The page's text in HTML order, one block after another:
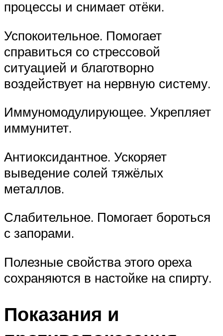
процессы и снимает отёки.
Успокоительное. Помогает
справиться со стрессовой
ситуацией и благотворно
воздействует на нервную систему.
Иммуномодулирующее. Укрепляет
иммунитет.
Антиоксидантное. Ускоряет
выведение солей тяжёлых
металлов.
Слабительное. Помогает бороться
с запорами.
Полезные свойства этого ореха
сохраняются в настойке на спирту.
Показания и